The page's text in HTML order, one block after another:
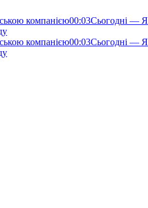
компанією00:03Сьогодні —
компанією00:03Сьогодні —